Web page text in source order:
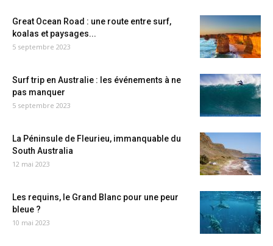
Great Ocean Road : une route entre surf,
koalas et paysages...
5 septembre 2023
Surf trip en Australie : les événements à ne
pas manquer
5 septembre 2023
La Péninsule de Fleurieu, immanquable du
South Australia
12 mai 2023
Les requins, le Grand Blanc pour une peur
bleue ?
10 mai 2023